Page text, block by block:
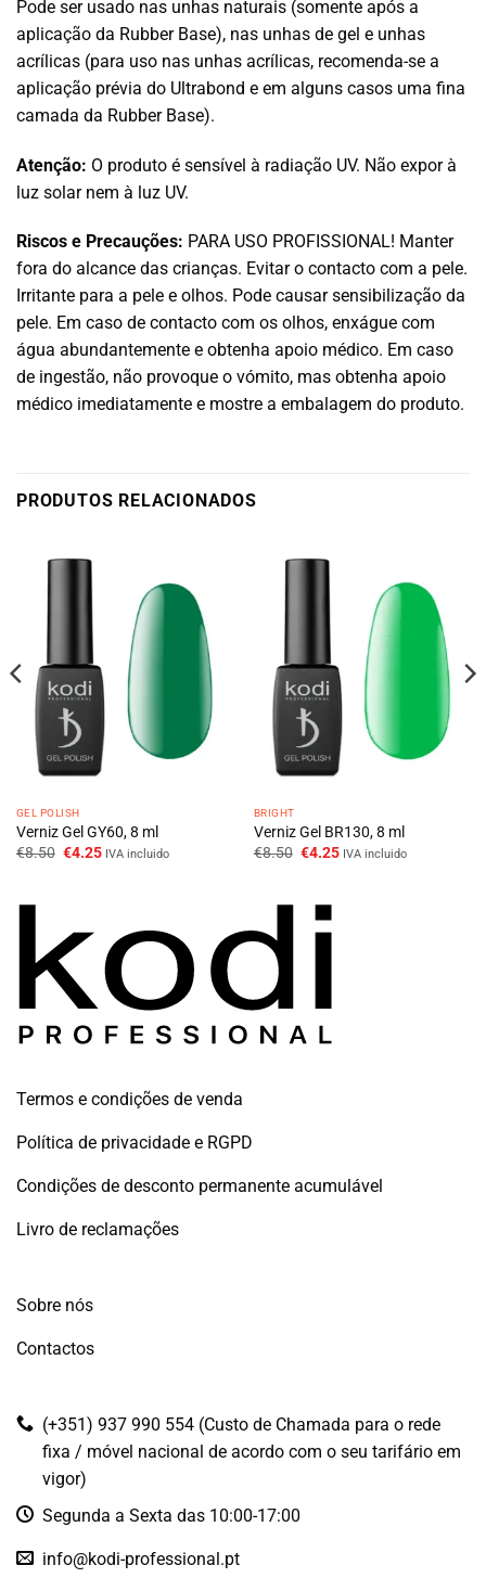
Pode ser usado nas unhas naturais (somente após a
aplicação da Rubber Base), nas unhas de gel e unhas
acrílicas (para uso nas unhas acrílicas, recomenda-se a
aplicação prévia do Ultrabond e em alguns casos uma fina
camada da Rubber Base).
Atenção: O produto é sensível à radiação UV. Não expor à
luz solar nem à luz UV.
Riscos e Precauções: PARA USO PROFISSIONAL! Manter
fora do alcance das crianças. Evitar o contacto com a pele.
Irritante para a pele e olhos. Pode causar sensibilização da
pele. Em caso de contacto com os olhos, enxágue com
água abundantemente e obtenha apoio médico. Em caso
de ingestão, não provoque o vómito, mas obtenha apoio
médico imediatamente e mostre a embalagem do produto.
PRODUTOS RELACIONADOS
GEL POLISH
Verniz Gel GY60, 8 ml
€8.50 O
€4.25OIVA incluido
BRIGHT
Verniz Gel BR130, 8 ml
€8.50 O
€8.50.
€4.25OIVA incluido
Termos e condições de venda
Política de privacidade e RGPD
Condições de desconto permanente acumulável
Livro de reclamações
Sobre nós
Contactos
(+351) 937 990 554 (Custo de Chamada para o rede
fixa / móvel nacional de acordo com o seu tarifário em
vigor)
Segunda a Sexta das 10:00-17:00
info@kodi-professional.pt